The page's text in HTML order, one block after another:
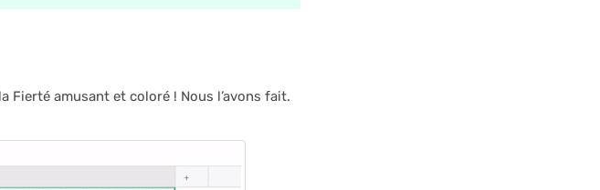
Fierté amusant et coloré ! Nous l’avons fait.